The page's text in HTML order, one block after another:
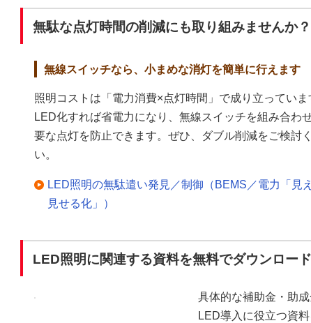
無駄な点灯時間の削減にも取り組みませんか？
無線スイッチなら、小まめな消灯を簡単に行えます
照明コストは「電力消費×点灯時間」で成り立っていま
LED化すれば省電力になり、無線スイッチを組み合わ
要な点灯を防止できます。ぜひ、ダブル削減をご検討
い。
LED照明の無駄遣い発見／制御（BEMS／電力「見
見せる化」）
LED照明に関連する資料を無料でダウンロード
具体的な補助金・助
LED導入に役立つ資